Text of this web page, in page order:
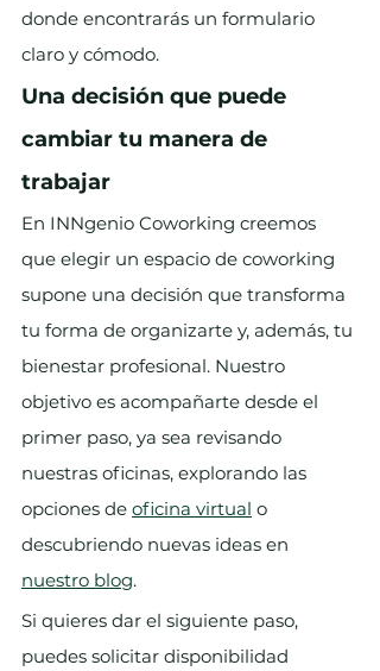
donde encontrarás un formulario
claro y cómodo.
Una decisión que puede
cambiar tu manera de
trabajar
En INNgenio Coworking creemos
que elegir un espacio de coworking
supone una decisión que transforma
tu forma de organizarte y, además, tu
bienestar profesional. Nuestro
objetivo es acompañarte desde el
primer paso, ya sea revisando
nuestras oficinas, explorando las
opciones de oficina virtual o
descubriendo nuevas ideas en
nuestro blog.
Si quieres dar el siguiente paso,
puedes solicitar disponibilidad